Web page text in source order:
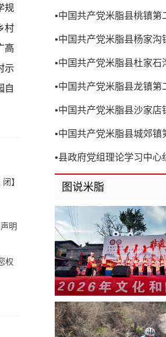
规
村
高
示
自
闭】
明
权
•中国共产党米脂县桃镇第
•中国共产党米脂县杨家沟
•中国共产党米脂县杜家石
•中国共产党米脂县龙镇第
•中国共产党米脂县沙家店
•中国共产党米脂县城郊镇
•县政府党组理论学习中心
第8次党组（扩大）会议召
图说米脂